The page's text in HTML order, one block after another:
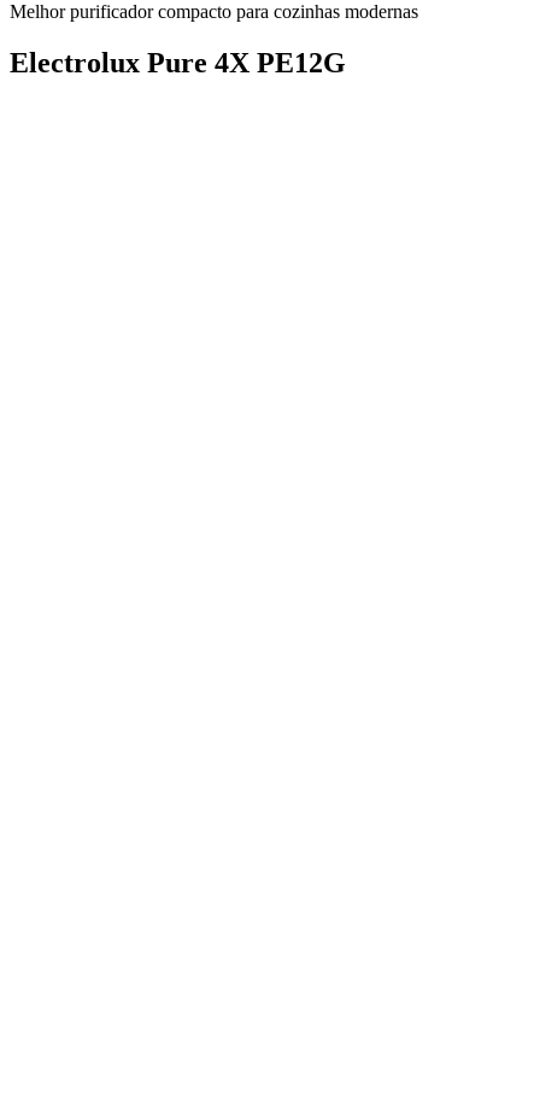
Melhor purificador compacto para cozinhas modernas
Electrolux Pure 4X PE12G